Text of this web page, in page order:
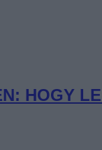
HOGY